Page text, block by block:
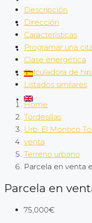
Blog
Buscador por mapa
Descripción
Dirección
Características
Programar una
Clase energética
Calculadora de
Listados similares
Home
Tordesillas
Urb. El Montico
venta
Terreno urbano
Parcela en venta
Parcela en
75,000€